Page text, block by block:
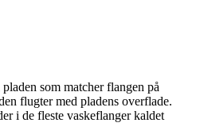
som matcher flangen på
flugter med pladens overflade.
i de fleste vaskeflanger kaldet